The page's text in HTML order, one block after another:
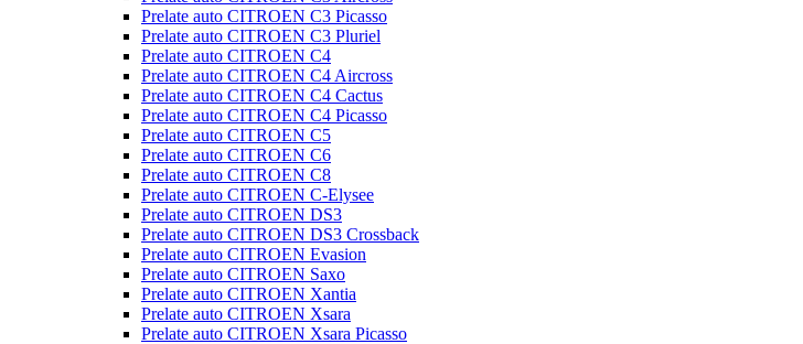
Prelate auto CITROEN C3 Picasso
Prelate auto CITROEN C3 Pluriel
Prelate auto CITROEN C4
Prelate auto CITROEN C4 Aircross
Prelate auto CITROEN C4 Cactus
Prelate auto CITROEN C4 Picasso
Prelate auto CITROEN C5
Prelate auto CITROEN C6
Prelate auto CITROEN C8
Prelate auto CITROEN C-Elysee
Prelate auto CITROEN DS3
Prelate auto CITROEN DS3 Crossback
Prelate auto CITROEN Evasion
Prelate auto CITROEN Saxo
Prelate auto CITROEN Xantia
Prelate auto CITROEN Xsara
Prelate auto CITROEN Xsara Picasso